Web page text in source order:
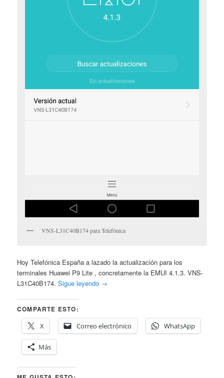
VNS-L31C40B174 para Telefónica
Hoy Telefónica España a lazado la actualización para los
terminales Huawei P9 Lite , concretamente la EMUI 4.1.3. VNS-
L31C40B174.Sigue leyendo →
COMPARTE ESTO:
X
Correo electrónico WhatsApp
Más